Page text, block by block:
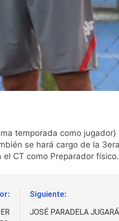
temporada como jugador)
se hará cargo de la
CT como Preparador físico.
Siguiente:
JOSÉ PARADELA